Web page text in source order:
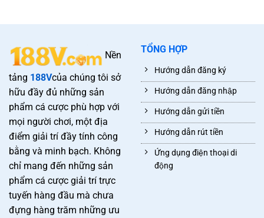
Nền
tảng 188Vcủa chúng tôi sở
hữu đầy đủ những sản
phẩm cá cược phù hợp với
mọi người chơi, một địa
điểm giải trí đầy tính công
bằng và minh bạch. Không
chỉ mang đến những sản
phẩm cá cược giải trí trực
tuyến hàng đầu mà chưa
đựng hàng trăm những ưu
TỔNG HỢP
Hướng dẫn đăng ký
Hướng dẫn đăng nhập
Hướng dẫn gửi tiền
Hướng dẫn rút tiền
Ứng dụng điện thoại di
động